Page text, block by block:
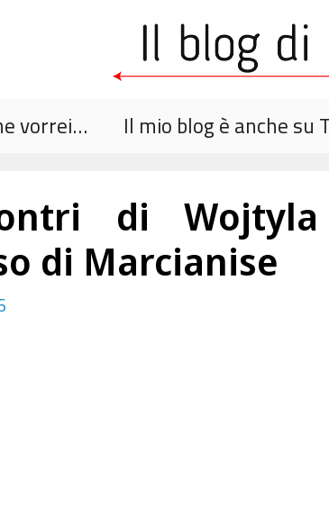
vorrei… Il mio blog è anche su
di
di Marcianise